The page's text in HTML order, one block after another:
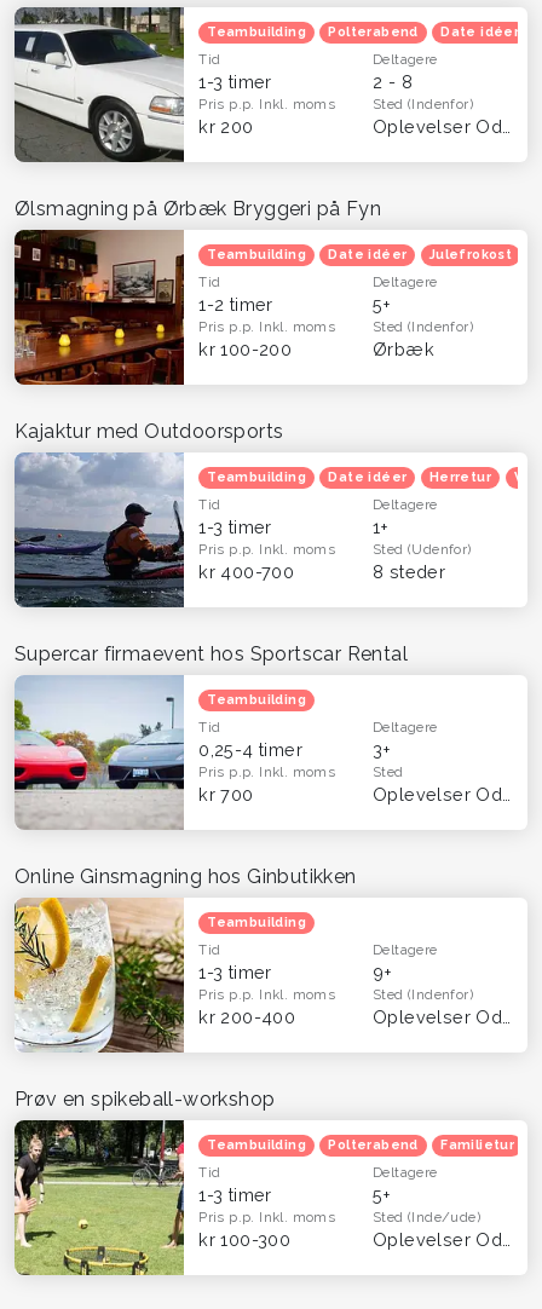
Teambuilding Polterabend Date idéer
Tid
1-3 timer
Deltagere
2 - 8
Pris p.p. Inkl. moms
kr 200
Sted(Indenfor)
Ølsmagning på Ørbæk Bryggeri på Fyn
Teambuilding Date idéer Julefrokost
Tid
1-2 timer
Deltagere
5+
Pris p.p. Inkl. moms
kr 100-200
Sted(Indenfor)
Ørbæk
Kajaktur med Outdoorsports
Teambuilding Date idéer Herretur
Tid
1-3 timer
Deltagere
1+
Pris p.p. Inkl. moms
kr 400-700
Sted(Udenfor)
8 steder
Supercar firmaevent hos Sportscar Rental
Teambuilding
Tid
0,25-4 timer
Deltagere
3+
Pris p.p. Inkl. moms
kr 700
Sted
Online Ginsmagning hos Ginbutikken
Teambuilding
Tid
1-3 timer
Deltagere
9+
Pris p.p. Inkl. moms
kr 200-400
Sted(Indenfor)
Prøv en spikeball-workshop
Teambuilding Polterabend Familietur
Tid
1-3 timer
Deltagere
5+
Pris p.p. Inkl. moms
kr 100-300
Sted(Inde/ude)